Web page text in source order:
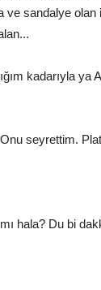
ve sandalye
kadarıyla ya
seyrettim.
hala? Du bi